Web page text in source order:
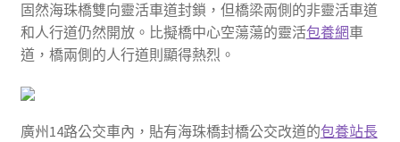
固然海珠橋雙向靈活車道封鎖，但橋梁兩側的非靈活車道
和人行道仍然開放。比擬橋中心空蕩蕩的靈活包養網車
道，橋兩側的人行道則顯得熱烈。
廣州14路公交車內，貼有海珠橋封橋公交改道的包養站長